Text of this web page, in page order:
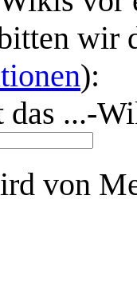
wir
):
das ...-
von